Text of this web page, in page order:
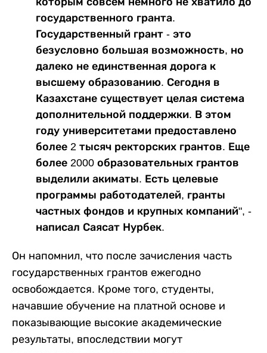
государственного гранта.
Государственный грант - это
безусловно большая возможность, но
далеко не единственная дорога к
высшему образованию. Сегодня в
Казахстане существует целая система
дополнительной поддержки. В этом
году университетами предоставлено
более 2 тысяч ректорских грантов. Еще
более 2000 образовательных грантов
выделили акиматы. Есть целевые
программы работодателей, гранты
частных фондов и крупных компаний", -
написал Саясат Нурбек.
Он напомнил, что после зачисления часть
государственных грантов ежегодно
освобождается. Кроме того, студенты,
начавшие обучение на платной основе и
показывающие высокие академические
результаты, впоследствии могут